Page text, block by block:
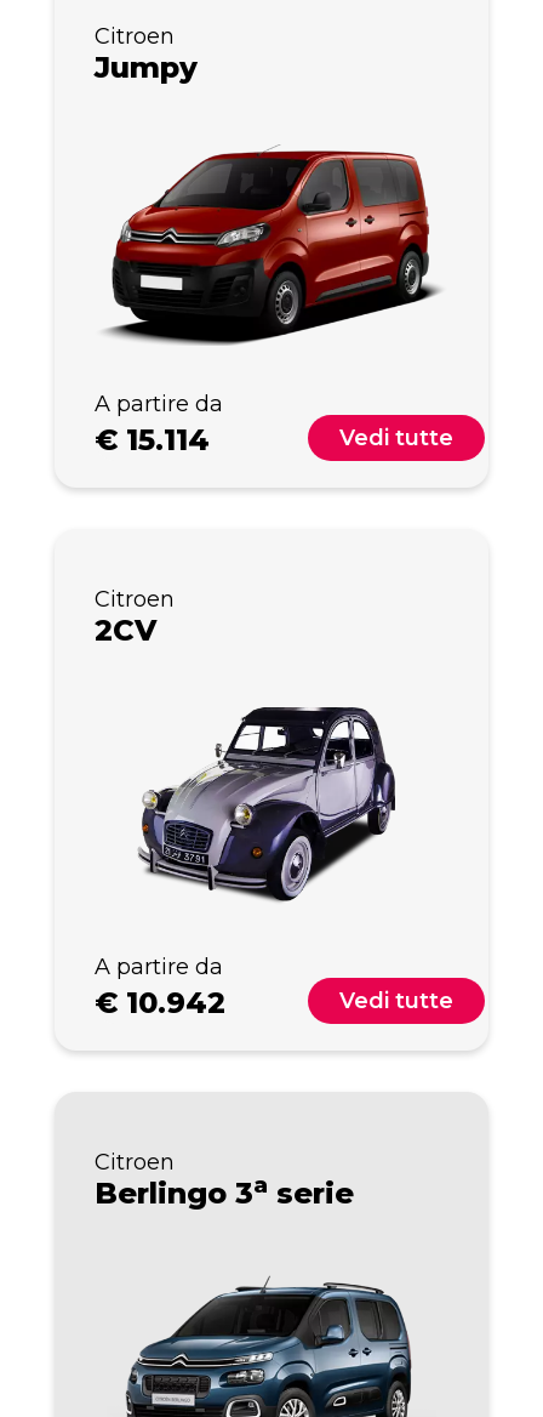
Citroen
Jumpy
A partire da
€ 15.114 Vedi tutte
Citroen
2CV
A partire da
€ 10.942 Vedi tutte
Citroen
Berlingo 3a serie